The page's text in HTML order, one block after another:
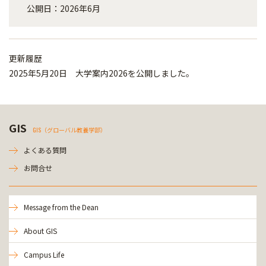
公開日：2026年6月
更新履歴
2025年5月20日 大学案内2026を公開しました。
GIS GIS（グローバル教養学部）
よくある質問
お問合せ
Message from the Dean
About GIS
Campus Life